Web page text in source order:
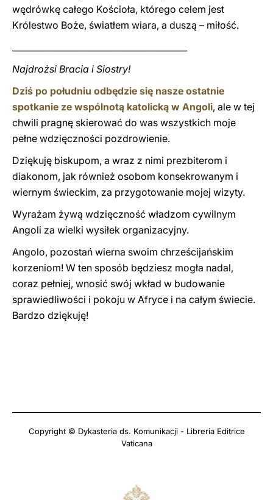
wędrówkę całego Kościoła, którego celem jest
Królestwo Boże, światłem wiara, a duszą – miłość.
Najdrożsi Bracia i Siostry!
Dziś po południu odbędzie się nasze ostatnie
spotkanie ze wspólnotą katolicką w Angoli, ale w tej
chwili pragnę skierować do was wszystkich moje
pełne wdzięczności pozdrowienie.
Dziękuję biskupom, a wraz z nimi prezbiterom i
diakonom, jak również osobom konsekrowanym i
wiernym świeckim, za przygotowanie mojej wizyty.
Wyrażam żywą wdzięczność władzom cywilnym
Angoli za wielki wysiłek organizacyjny.
Angolo, pozostań wierna swoim chrześcijańskim
korzeniom! W ten sposób będziesz mogła nadal,
coraz pełniej, wnosić swój wkład w budowanie
sprawiedliwości i pokoju w Afryce i na całym świecie.
Bardzo dziękuję!
Copyright © Dykasteria ds. Komunikacji - Libreria Editrice
Vaticana